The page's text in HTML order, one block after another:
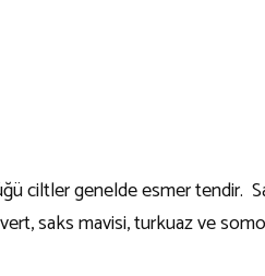
ciltler genelde esmer tendir.
saks mavisi, turkuaz ve